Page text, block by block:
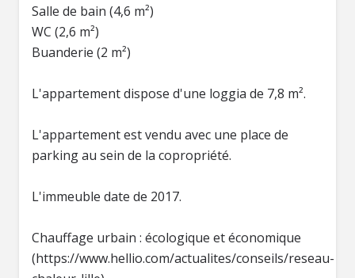
Salle de bain (4,6 m²)
WC (2,6 m²)
Buanderie (2 m²)
L'appartement dispose d'une loggia de 7,8 m².
L'appartement est vendu avec une place de
parking au sein de la copropriété.
L'immeuble date de 2017.
Chauffage urbain : écologique et économique
(https://www.hellio.com/actualites/conseils/reseau-